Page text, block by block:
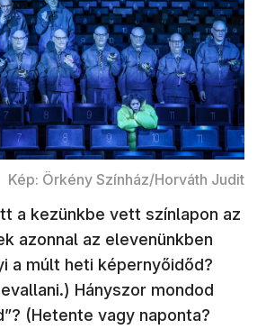
Kép: Örkény Színház/Horváth Judit
a kezünkbe vett színlapon az
azonnal az elevenünkben
a múlt heti képernyőidőd?
Hányszor mondod
(Hetente vagy naponta?